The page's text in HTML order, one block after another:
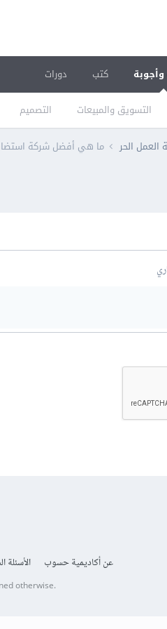
التسويق والمبيعات التصميم
كتب دورات
العمل الحر ما هي أفضل شركة
عن أكاديمية حسوب الأسئلة
otherwise.